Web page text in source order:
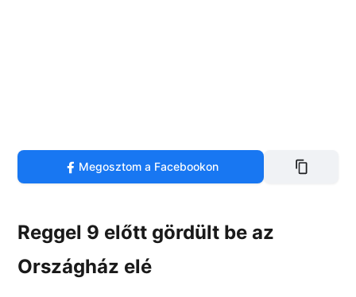
Megosztom a Facebookon
Reggel 9 előtt gördült be az
Országház elé